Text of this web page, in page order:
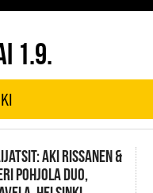
LIVE
1.9.
AKI RISSANEN &
POHJOLA DUO,